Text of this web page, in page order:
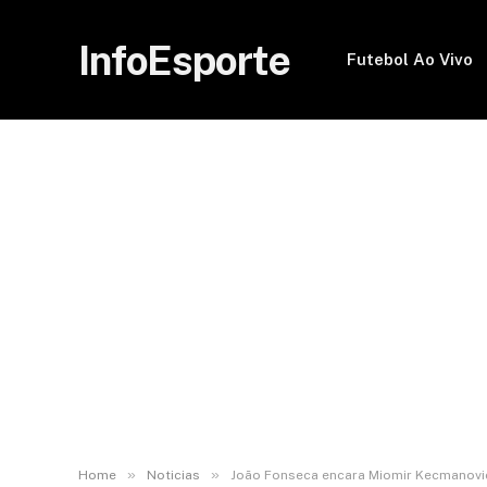
InfoEsporte Futebol Ao Vivo
Home » Noticias » João Fonseca encara Miomir